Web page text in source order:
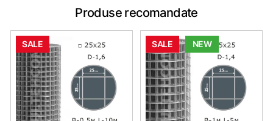
Produse recomandate
SALE SALE NEW